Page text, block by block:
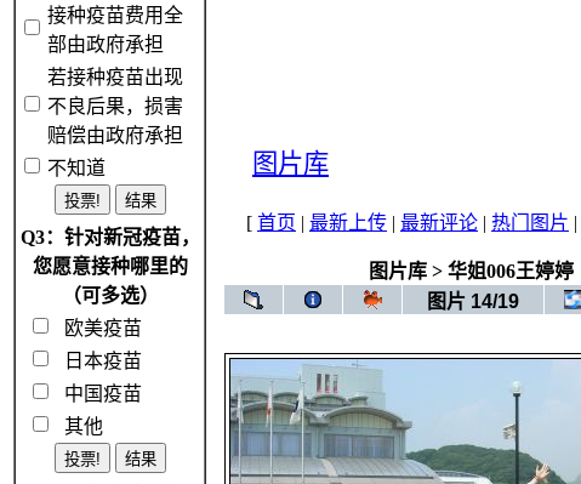
接种疫苗费用全
部由政府承担
若接种疫苗出现
不良后果，损害
赔偿由政府承担
不知道
Q3：针对新冠疫苗，
您愿意接种哪里的
（可多选）
欧美疫苗
日本疫苗
中国疫苗
其他
图片库
[ 首页 | 最新上传 | 最新评论 | 热门图片 |
图片库> 华姐006王婷婷
图片 14/19